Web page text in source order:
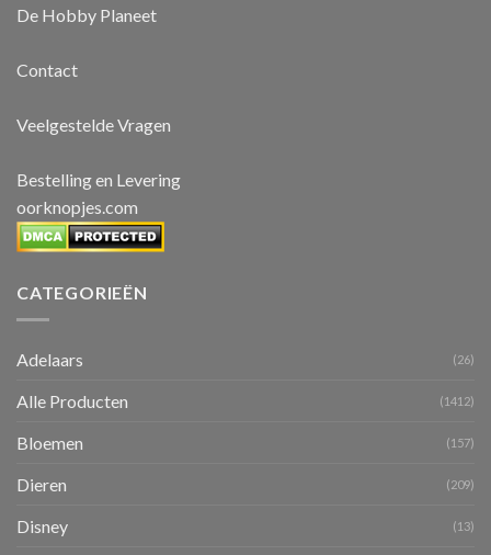
De Hobby Planeet
Contact
Veelgestelde Vragen
Bestelling en Levering
oorknopjes.com
CATEGORIEËN
Adelaars (26)
Alle Producten (1412)
Bloemen (157)
Dieren (209)
Disney (13)